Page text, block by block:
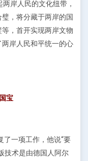
岸人民的文化纽带，
，将分藏于两岸的国
，首开实现两岸文物
岸人民和平统一的心
宝
了一项工作，他说“要
技术是由德国人阿尔